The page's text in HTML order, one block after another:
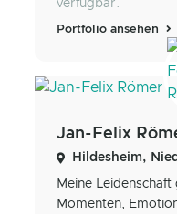
verfügbar.
Portfolio ansehen
Jan-Felix
Hildesheim,
Meine
Momenten,